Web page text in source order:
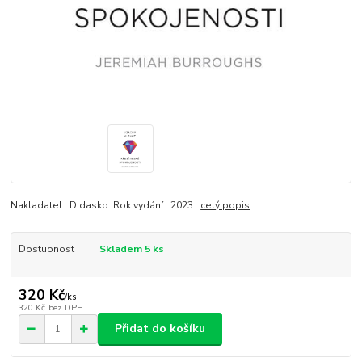
Nakladatel : Didasko Rok vydání : 2023 celý popis
Dostupnost Skladem 5 ks
320 Kč/ks
320 Kč bez DPH
Přidat do košíku